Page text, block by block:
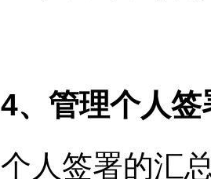
4、管理个人签
个人签署的汇